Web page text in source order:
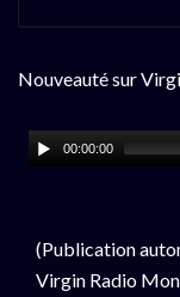
Nouveauté sur
00:00:00
(Publication
Virgin Radio